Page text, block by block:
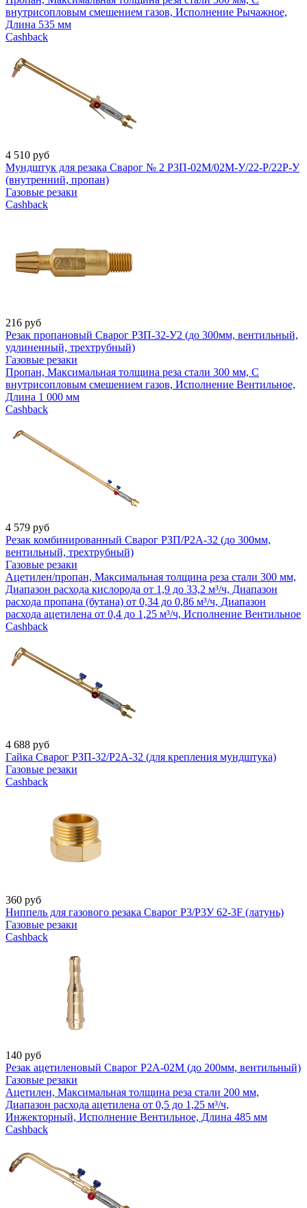
внутрисопловым смешением газов, Исполнение Рычажное,
Длина 535 мм
Cashback
4 510 руб
Мундштук для резака Сварог № 2 Р3П-02М/02М-У/22-Р/22Р-У
(внутренний, пропан)
Газовые резаки
Cashback
216 руб
Резак пропановый Сварог РЗП-32-У2 (до 300мм, вентильный,
удлиненный, трехтрубный)
Газовые резаки
Пропан, Максимальная толщина реза стали 300 мм, С
внутрисопловым смешением газов, Исполнение Вентильное,
Длина 1 000 мм
Cashback
4 579 руб
Резак комбинированный Сварог РЗП/Р2А-32 (до 300мм,
вентильный, трехтрубный)
Газовые резаки
Ацетилен/пропан, Максимальная толщина реза стали 300 мм,
Диапазон расхода кислорода от 1,9 до 33,2 м³/ч, Диапазон
расхода пропана (бутана) от 0,34 до 0,86 м³/ч, Диапазон
расхода ацетилена от 0,4 до 1,25 м³/ч, Исполнение Вентильное
Cashback
4 688 руб
Гайка Сварог РЗП-32/Р2А-32 (для крепления мундштука)
Газовые резаки
Cashback
360 руб
Ниппель для газового резака Сварог Р3/Р3У 62-3F (латунь)
Газовые резаки
Cashback
140 руб
Резак ацетиленовый Сварог Р2А-02М (до 200мм, вентильный)
Газовые резаки
Ацетилен, Максимальная толщина реза стали 200 мм,
Диапазон расхода ацетилена от 0,5 до 1,25 м³/ч,
Инжекторный, Исполнение Вентильное, Длина 485 мм
Cashback